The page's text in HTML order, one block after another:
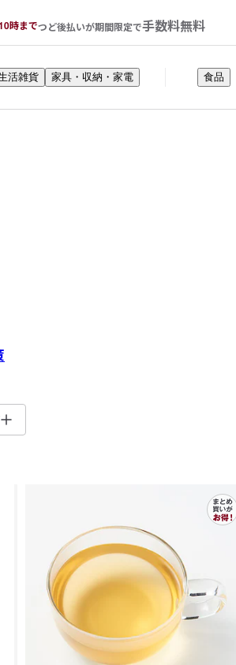
時までつど後払いが期間限定で手数料無料
活雑貨 家具・収納・家電 食品